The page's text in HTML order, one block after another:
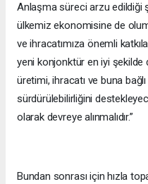
Anlaşma süreci arzu edildiği
ülkemiz ekonomisine de
ve ihracatımıza önemli
yeni konjonktür en iyi şekilde
üretimi, ihracatı ve buna
sürdürülebilirliğini
olarak devreye alınmalıdır.”
Bundan sonrası için hızla